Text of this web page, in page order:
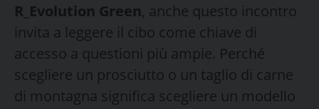
R_Evolution Green, anche questo incontro
invita a leggere il cibo come chiave di
accesso a questioni più ampie. Perché
scegliere un prosciutto o un taglio di carne
di montagna significa scegliere un modello